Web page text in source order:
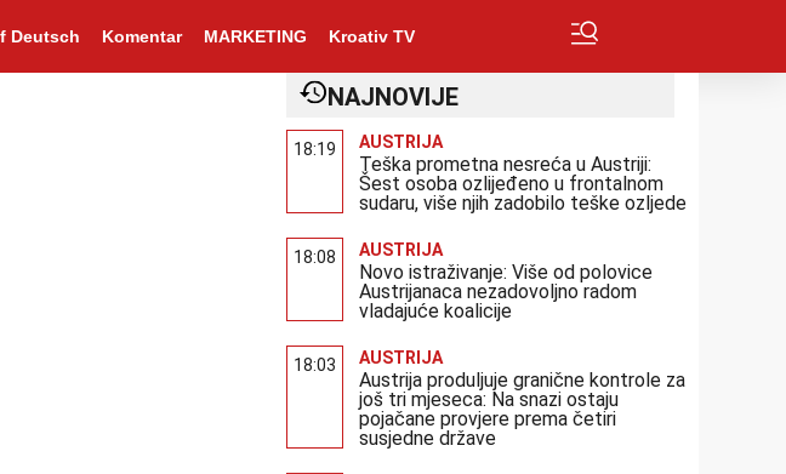
Deutsch Komentar MARKETING Kroativ TV
NAJNOVIJE
18:19 AUSTRIJA
Teška prometna nesreća u Austriji:
Šest osoba ozlijeđeno u frontalnom
sudaru, više njih zadobilo teške ozljede
18:08 AUSTRIJA
Novo istraživanje: Više od polovice
Austrijanaca nezadovoljno radom
vladajuće koalicije
18:03 AUSTRIJA
Austrija produljuje granične kontrole za
još tri mjeseca: Na snazi ostaju
pojačane provjere prema četiri
susjedne države